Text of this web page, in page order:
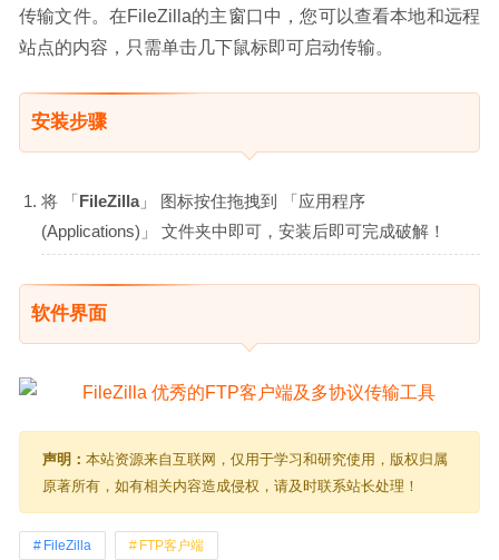
传输文件。在FileZilla的主窗口中，您可以查看本地和远程
站点的内容，只需单击几下鼠标即可启动传输。
安装步骤
将 「FileZilla」 图标按住拖拽到 「应用程序
(Applications)」 文件夹中即可，安装后即可完成破解！
软件界面
声明： 本站资源来自互联网，仅用于学习和研究使用，版权归属
原著所有，如有相关内容造成侵权，请及时联系站长处理！
FileZilla FTP客户端